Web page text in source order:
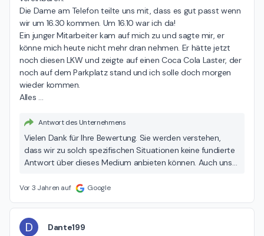
Die Dame am Telefon teilte uns mit, dass es gut passt wenn
wir um 16.30 kommen. Um 16.10 war ich da!
Ein junger Mitarbeiter kam auf mich zu und sagte mir, er
könne mich heute nicht mehr dran nehmen. Er hätte jetzt
noch diesen LKW und zeigte auf einen Coca Cola Laster, der
noch auf dem Parkplatz stand und ich solle doch morgen
wieder kommen.
Alles …
Antwort des Unternehmens
Vielen Dank für Ihre Bewertung. Sie werden verstehen,
dass wir zu solch spezifischen Situationen keine fundierte
Antwort über dieses Medium anbieten können. Auch uns
Daher bitten wir Sie, Ihr Anliegen in einer Mail an
Vor 3 Jahren auf Google
D Dante199